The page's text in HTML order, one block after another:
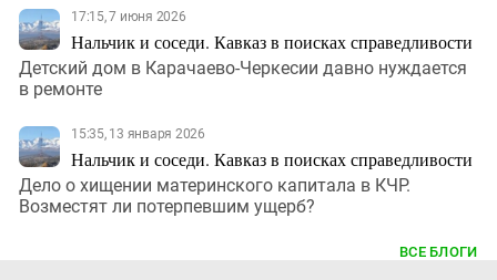
17:15, 7 июня 2026
Нальчик и соседи. Кавказ в поисках справедливости
Детский дом в Карачаево-Черкесии давно нуждается
в ремонте
15:35, 13 января 2026
Нальчик и соседи. Кавказ в поисках справедливости
Дело о хищении материнского капитала в КЧР.
Возместят ли потерпевшим ущерб?
ВСЕ БЛОГИ